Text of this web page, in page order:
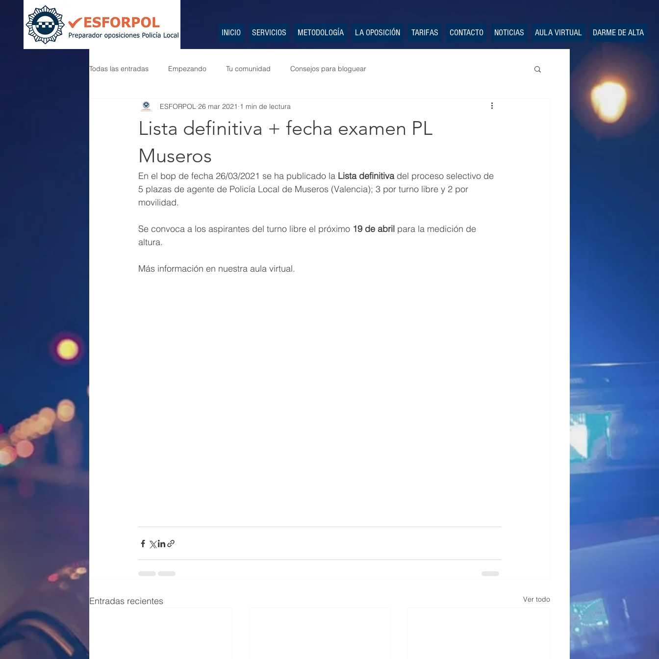
INICIO SERVICIOS METODOLOGÍA LA OPOSICIÓN TARIFAS CONTACTO NOTICIAS AULA VIRTUAL DARME DE ALTA
Todas las entradas Empezando Tu comunidad Consejos para bloguear
Lista definitiva + fecha examen PL
Museros
ESFORPOL 26 mar 2021 1 min de lectura
En el bop de fecha 26/03/2021 se ha publicado la Lista definitiva del proceso selectivo de
5 plazas de agente de Policía Local de Museros (Valencia); 3 por turno libre y 2 por
movilidad.
Se convoca a los aspirantes del turno libre el próximo 19 de abril para la medición de
altura.
Más información en nuestra aula virtual.
Entradas recientes Ver todo